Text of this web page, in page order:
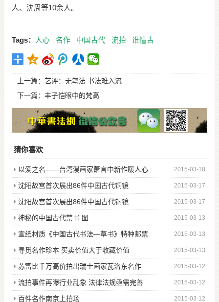
人、沈周等10余人。
Tags： 人心 名作 中国古代 流拍 谁懂古
上一篇： 艺评：无笔法 书法难入流
下一篇： 丰子恺眼中的梵高
猜你喜欢
2015-03-18
以爱之名——台湾漫画家萧言中新作暖人心
2015-03-17
沈阳故宫首次展出86件中国古代铜镜
2015-03-17
沈阳故宫首次展出86件中国古代铜镜
2015-03-13
神秘的中国古代禁书 图
2015-03-13
宣纸材质《中国古代书法—草书》特种邮票
2015-03-13
寻觅名作珍本 买卖价值大于收藏价值
2015-03-12
苏富比千万高价拍出瑞士画家瓦洛东名作
2015-03-12
流拍事件再曝行业乱象 法律法规亟需完善
2015-03-12
百件名作南京上拍场